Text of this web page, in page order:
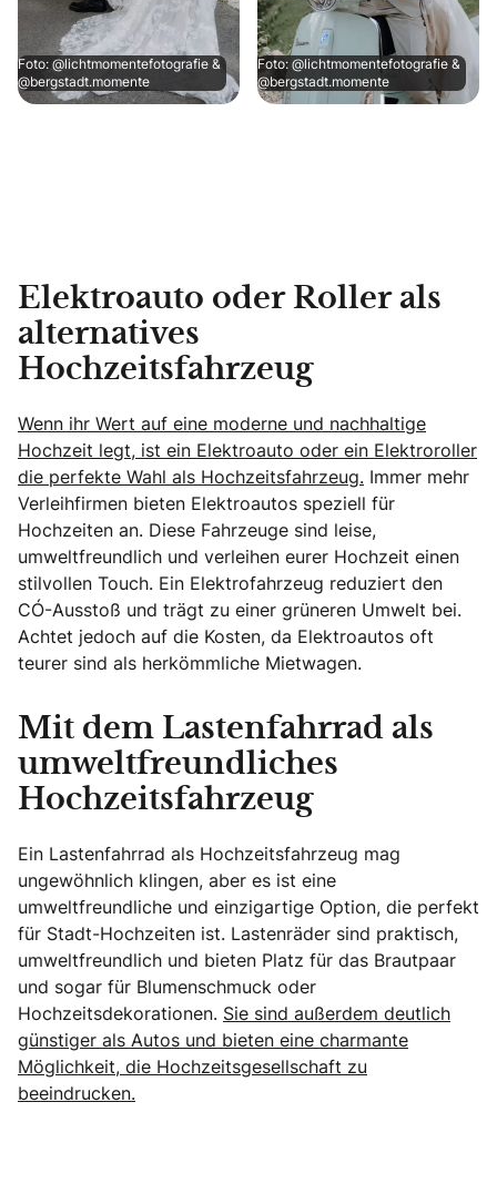
Foto: @lichtmomentefotografie &
@bergstadt.momente
Foto: @lichtmomentefotografie &
@bergstadt.momente
Elektroauto oder Roller als
alternatives
Hochzeitsfahrzeug
Wenn ihr Wert auf eine moderne und nachhaltige
Hochzeit legt, ist ein Elektroauto oder ein Elektroroller
die perfekte Wahl als Hochzeitsfahrzeug. Immer mehr
Verleihfirmen bieten Elektroautos speziell für
Hochzeiten an. Diese Fahrzeuge sind leise,
umweltfreundlich und verleihen eurer Hochzeit einen
stilvollen Touch. Ein Elektrofahrzeug reduziert den
CO₂-Ausstoß und trägt zu einer grüneren Umwelt bei.
Achtet jedoch auf die Kosten, da Elektroautos oft
teurer sind als herkömmliche Mietwagen.
Mit dem Lastenfahrrad als
umweltfreundliches
Hochzeitsfahrzeug
Ein Lastenfahrrad als Hochzeitsfahrzeug mag
ungewöhnlich klingen, aber es ist eine
umweltfreundliche und einzigartige Option, die perfekt
für Stadt-Hochzeiten ist. Lastenräder sind praktisch,
umweltfreundlich und bieten Platz für das Brautpaar
und sogar für Blumenschmuck oder
Hochzeitsdekorationen. Sie sind außerdem deutlich
günstiger als Autos und bieten eine charmante
Möglichkeit, die Hochzeitsgesellschaft zu
beeindrucken.